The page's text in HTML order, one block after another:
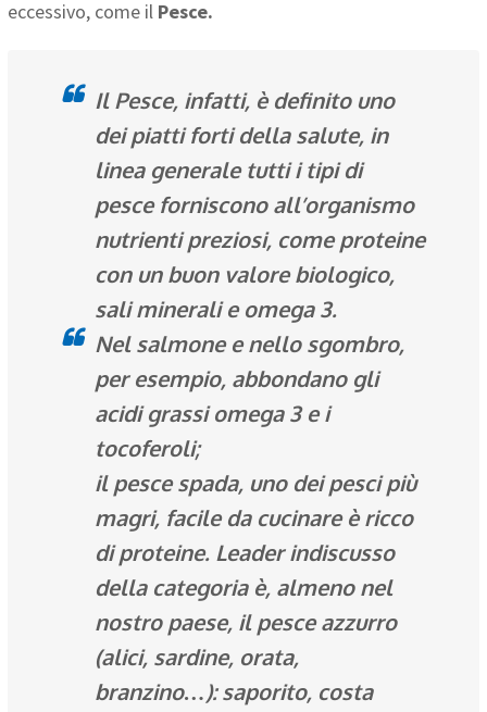
eccessivo, come il Pesce.
Il Pesce, infatti, è definito uno
dei piatti forti della salute, in
linea generale tutti i tipi di
pesce forniscono all’organismo
nutrienti preziosi, come proteine
con un buon valore biologico,
sali minerali e omega 3.
Nelsalmonee nellosgombro,
per esempio, abbondano gli
acidi grassi omega 3 e i
tocoferoli;
ilpesce spada, uno dei pesci più
magri, facile da cucinare è ricco
di proteine. Leader indiscusso
della categoria è, almeno nel
nostro paese, ilpesce azzurro
(alici, sardine, orata,
branzino…): saporito, costa